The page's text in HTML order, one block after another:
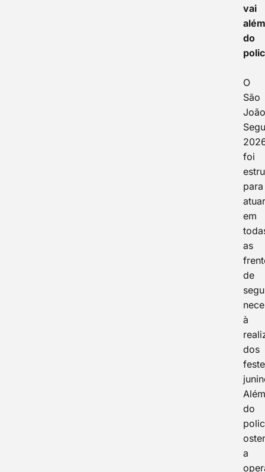
vai
do
O
São
foi
para
em
as
de
à
dos
do
a